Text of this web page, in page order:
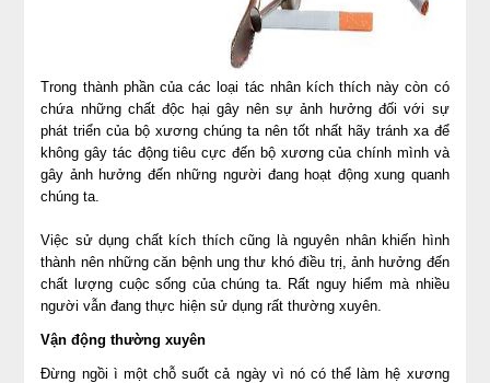
Trong thành phần của các loại tác nhân kích thích này còn có
chứa những chất độc hại gây nên sự ảnh hưởng đối với sự
phát triển của bộ xương chúng ta nên tốt nhất hãy tránh xa để
không gây tác động tiêu cực đến bộ xương của chính mình và
gây ảnh hưởng đến những người đang hoạt động xung quanh
chúng ta.
Việc sử dụng chất kích thích cũng là nguyên nhân khiến hình
thành nên những căn bệnh ung thư khó điều trị, ảnh hưởng đến
chất lượng cuộc sống của chúng ta. Rất nguy hiểm mà nhiều
người vẫn đang thực hiện sử dụng rất thường xuyên.
Vận động thường xuyên
Đừng ngồi ì một chỗ suốt cả ngày vì nó có thể làm hệ xương